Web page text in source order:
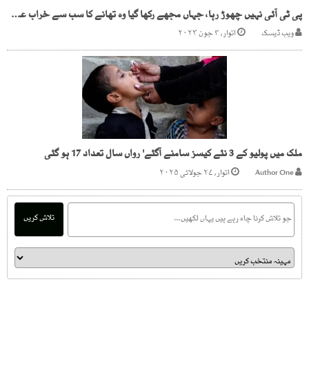
پی ٹی آئی نہیں چھوڑ رہا، جہاں مجھے رکھا گیا وہ تھانے کا سب سے خراب علاقہ تھا، چوہدری پرویز الہٰی
ویب ڈیسک اتوار, ۴ جون ۲۰۲۳
ملک میں پولیو کے 3 نئے کیسز سامنے آگئے' رواں سال تعداد 17 ہو گئی
اتوار, ۲۷ جولائی ۲۰۲۵
تلاش کریں